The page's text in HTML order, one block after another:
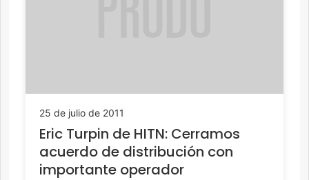
25 de julio de 2011
Eric Turpin de HITN: Cerramos
acuerdo de distribución con
importante operador